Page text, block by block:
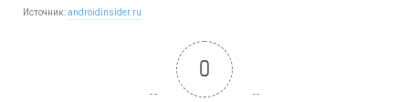
Источник:androidinsider.ru
0